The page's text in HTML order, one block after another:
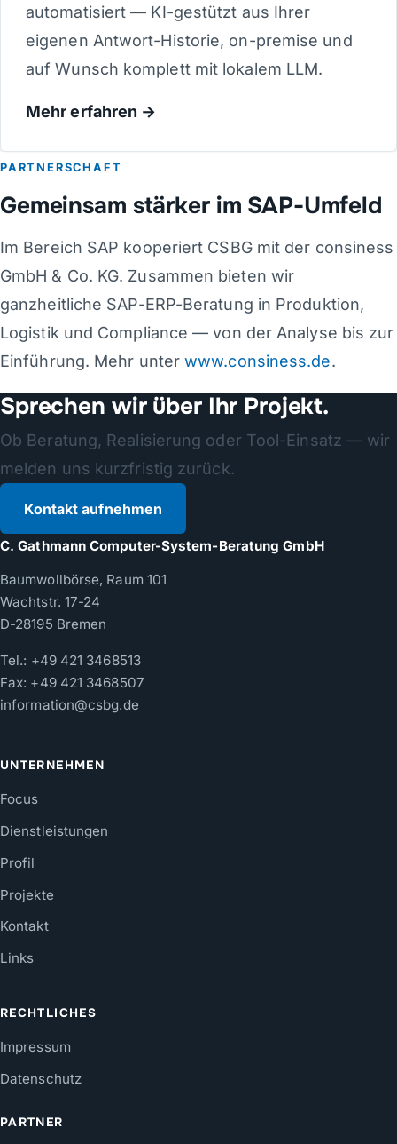
automatisiert — KI-gestützt aus Ihrer
eigenen Antwort-Historie, on-premise und
auf Wunsch komplett mit lokalem LLM.
Mehr erfahren
PARTNERSCHAFT
Gemeinsam stärker im SAP-Umfeld
Im Bereich SAP kooperiert CSBG mit der consiness
GmbH & Co. KG. Zusammen bieten wir
ganzheitliche SAP-ERP-Beratung in Produktion,
Logistik und Compliance — von der Analyse bis zur
Einführung. Mehr unterwww.consiness.de.
Sprechen wir über Ihr Projekt.
Ob Beratung, Realisierung oder Tool-Einsatz — wir
melden uns kurzfristig zurück.
Kontakt aufnehmen
C. Gathmann Computer-System-Beratung GmbH
Baumwollbörse, Raum 101
Wachtstr. 17-24
D-28195 Bremen
Tel.: +49 421 3468513
Fax: +49 421 3468507
information@csbg.de
UNTERNEHMEN
Focus
Dienstleistungen
Profil
Projekte
Kontakt
Links
RECHTLICHES
Impressum
Datenschutz
PARTNER